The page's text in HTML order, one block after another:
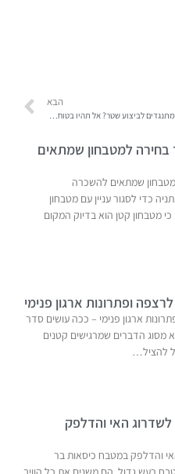
הבא
מתנגדים לביצוע שטר? אל תהיו בטוחים שתצליחו
בחירה למטבחון שמתאים
שמתאים להשכרה
כדי לסגור עניין עם מטבחון
מטבחון קטן הוא בדיוק המקום
ופתרונות ארגון פנימי
ארגון פנימי – ככה עושים סדר
מסוג הדברים שמרגישים קטנים
להציל…
לשדרוג האי והדלפק
והדלפק במטבח כיסאות בר